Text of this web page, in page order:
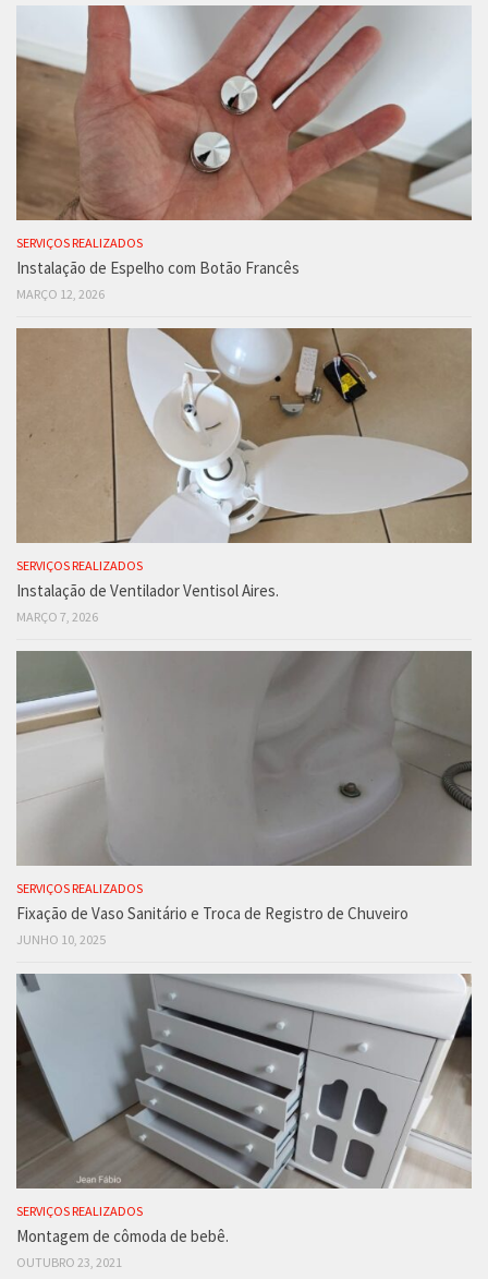
SERVIÇOS REALIZADOS
Instalação de Espelho com Botão Francês
MARÇO 12, 2026
SERVIÇOS REALIZADOS
Instalação de Ventilador Ventisol Aires.
MARÇO 7, 2026
SERVIÇOS REALIZADOS
Fixação de Vaso Sanitário e Troca de Registro de Chuveiro
JUNHO 10, 2025
SERVIÇOS REALIZADOS
Montagem de cômoda de bebê.
OUTUBRO 23, 2021